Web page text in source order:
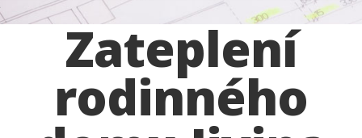
Zateplení
rodinného